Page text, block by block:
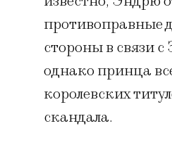
противоправные
стороны в связи
однако принца
королевских
скандала.